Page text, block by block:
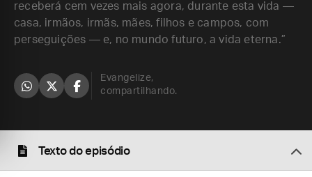
receberá cem vezes mais agora, durante esta vida —
casa, irmãos, irmãs, mães, filhos e campos, com
perseguições — e, no mundo futuro, a vida eterna.”
Evangelize,
compartilhando.
Texto do episódio